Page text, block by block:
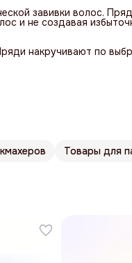
завивки волос.
и не создавая
накручивают по
Товары для